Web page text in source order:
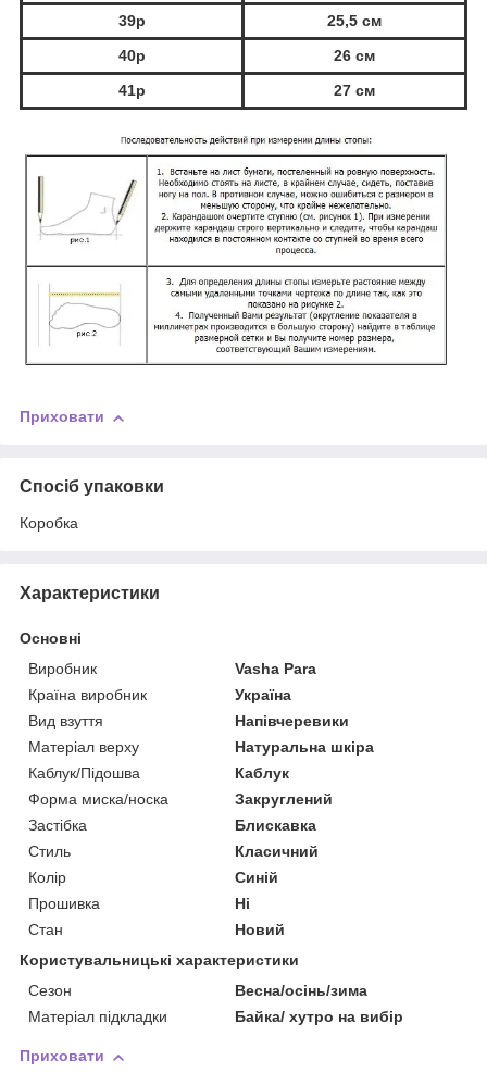
39р
25,5 см
40р
26 см
41р
27 см
Приховати
Спосіб упаковки
Коробка
Характеристики
Основні
Виробник
Vasha Para
Країна виробник
Україна
Вид взуття
Напівчеревики
Матеріал верху
Натуральна шкіра
Каблук/Підошва
Каблук
Форма миска/носка
Закруглений
Застібка
Блискавка
Стиль
Класичний
Колір
Синій
Прошивка
Ні
Стан
Новий
Користувальницькі характеристики
Сезон
Весна/осінь/зима
Матеріал підкладки
Байка/ хутро на вибір
Приховати